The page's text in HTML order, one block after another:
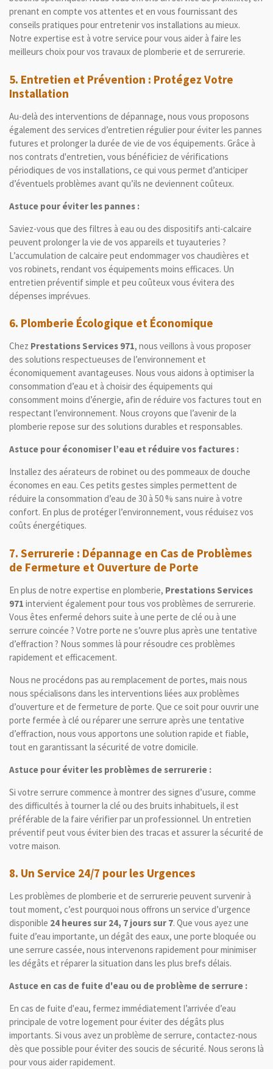
prenant en compte vos attentes et en vous fournissant des
conseils pratiques pour entretenir vos installations au mieux.
Notre expertise est à votre service pour vous aider à faire les
meilleurs choix pour vos travaux de plomberie et de serrurerie.
5. Entretien et Prévention : Protégez Votre
Installation
Au-delà des interventions de dépannage, nous vous proposons
également des services d’entretien régulier pour éviter les pannes
futures et prolonger la durée de vie de vos équipements. Grâce à
nos contrats d'entretien, vous bénéficiez de vérifications
périodiques de vos installations, ce qui vous permet d’anticiper
d’éventuels problèmes avant qu’ils ne deviennent coûteux.
Astuce pour éviter les pannes :
Saviez-vous que des filtres à eau ou des dispositifs anti-calcaire
peuvent prolonger la vie de vos appareils et tuyauteries ?
L’accumulation de calcaire peut endommager vos chaudières et
vos robinets, rendant vos équipements moins efficaces. Un
entretien préventif simple et peu coûteux vous évitera des
dépenses imprévues.
6. Plomberie Écologique et Économique
Chez Prestations Services 971, nous veillons à vous proposer
des solutions respectueuses de l’environnement et
économiquement avantageuses. Nous vous aidons à optimiser la
consommation d’eau et à choisir des équipements qui
consomment moins d’énergie, afin de réduire vos factures tout en
respectant l’environnement. Nous croyons que l’avenir de la
plomberie repose sur des solutions durables et responsables.
Astuce pour économiser l’eau et réduire vos factures :
Installez des aérateurs de robinet ou des pommeaux de douche
économes en eau. Ces petits gestes simples permettent de
réduire la consommation d’eau de 30 à 50 % sans nuire à votre
confort. En plus de protéger l’environnement, vous réduisez vos
coûts énergétiques.
7. Serrurerie : Dépannage en Cas de Problèmes
de Fermeture et Ouverture de Porte
En plus de notre expertise en plomberie, Prestations Services
971 intervient également pour tous vos problèmes de serrurerie.
Vous êtes enfermé dehors suite à une perte de clé ou à une
serrure coincée ? Votre porte ne s’ouvre plus après une tentative
d’effraction ? Nous sommes là pour résoudre ces problèmes
rapidement et efficacement.
Nous ne procédons pas au remplacement de portes, mais nous
nous spécialisons dans les interventions liées aux problèmes
d’ouverture et de fermeture de porte. Que ce soit pour ouvrir une
porte fermée à clé ou réparer une serrure après une tentative
d’effraction, nous vous apportons une solution rapide et fiable,
tout en garantissant la sécurité de votre domicile.
Astuce pour éviter les problèmes de serrurerie :
Si votre serrure commence à montrer des signes d’usure, comme
des difficultés à tourner la clé ou des bruits inhabituels, il est
préférable de la faire vérifier par un professionnel. Un entretien
préventif peut vous éviter bien des tracas et assurer la sécurité de
votre maison.
8. Un Service 24/7 pour les Urgences
Les problèmes de plomberie et de serrurerie peuvent survenir à
tout moment, c’est pourquoi nous offrons un service d’urgence
disponible 24 heures sur 24, 7 jours sur 7. Que vous ayez une
fuite d’eau importante, un dégât des eaux, une porte bloquée ou
une serrure cassée, nous intervenons rapidement pour minimiser
les dégâts et réparer la situation dans les plus brefs délais.
Astuce en cas de fuite d'eau ou de problème de serrure :
En cas de fuite d'eau, fermez immédiatement l’arrivée d’eau
principale de votre logement pour éviter des dégâts plus
importants. Si vous avez un problème de serrure, contactez-nous
dès que possible pour éviter des soucis de sécurité. Nous serons là
pour vous aider rapidement.